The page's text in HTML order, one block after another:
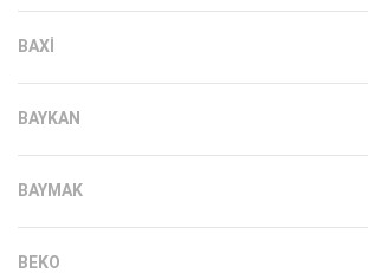
BAXI
BAYKAN
BAYMAK
BEKO